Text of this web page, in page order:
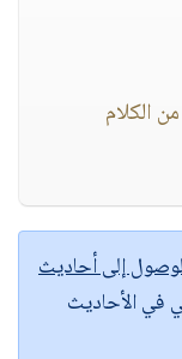
الكلام
إلى أحاديث
في الأحاديث